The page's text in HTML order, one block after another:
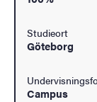
Studieort
Göteborg
Campus